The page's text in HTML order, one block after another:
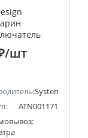
Electric)
сх.7,
/шт
Systeme
ATN001171